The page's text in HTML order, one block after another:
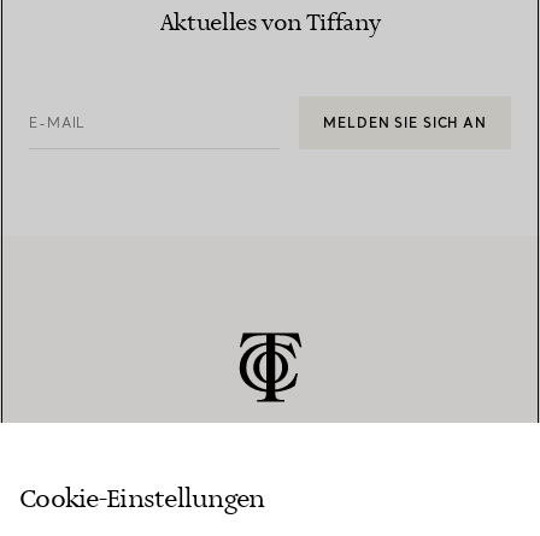
Aktuelles von Tiffany
E-MAIL MELDEN SIE SICH AN
KUNDENSERVICE
Cookie-Einstellungen